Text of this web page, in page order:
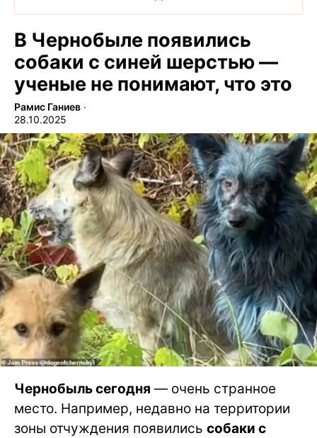
В Чернобыле появились
собаки с синей шерстью —
ученые не понимают, что это
Рамис Ганиев ∙
28.10.2025
Чернобыль сегодня — очень странное
место. Например, недавно на территории
зоны отчуждения появились собаки с